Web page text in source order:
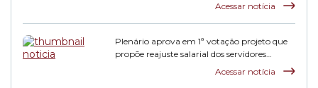
Acessar notícia
Plenário aprova em 1ª votação projeto que
propõe reajuste salarial dos servidores
Acessar notícia